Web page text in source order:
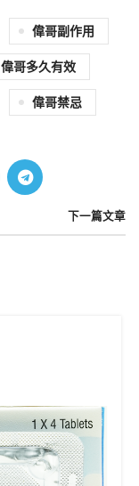
偉哥副作用
偉哥多久有效
偉哥禁忌
下一篇文章